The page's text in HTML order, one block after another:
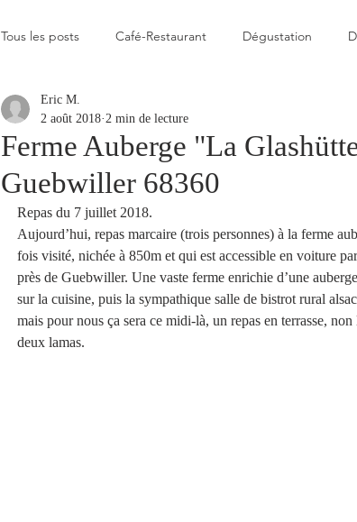
Tous les posts Café-Restaurant Dégustation
Elevé
Coup de coeur Un flop à vite oublier
Blogs que j'aime visiter Gastronomique
Plats en photos Buvette alpage Escapade
Ferme Auberge "La
Guebwiller 68360
Eric M.
2 août 2018 2 min de lecture
Repas du 7 juillet 2018.
Aujourd’hui, repas marcaire (trois personnes) à la ferme
fois visité, nichée à 850m et qui est accessible en voiture
près de Guebwiller. Une vaste ferme enrichie d’une
sur la cuisine, puis la sympathique salle de bistrot rural
mais pour nous ça sera ce midi-là, un repas en terrasse,
deux lamas.